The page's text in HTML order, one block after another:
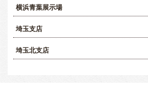
横浜青葉展示場
埼玉支店
埼玉北支店